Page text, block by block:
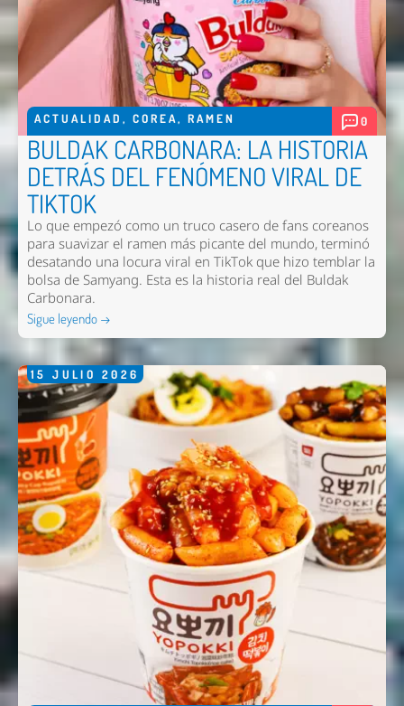
ACTUALIDAD , COREA, RAMEN 0
BULDAK CARBONARA: LA HISTORIA
DETRÁS DEL FENÓMENO VIRAL DE
TIKTOK
Lo que empezó como un truco casero de fans coreanos
para suavizar el ramen más picante del mundo, terminó
desatando una locura viral en TikTok que hizo temblar la
bolsa de Samyang. Esta es la historia real del Buldak
Carbonara.
Sigue leyendo →
15 JULIO 2026